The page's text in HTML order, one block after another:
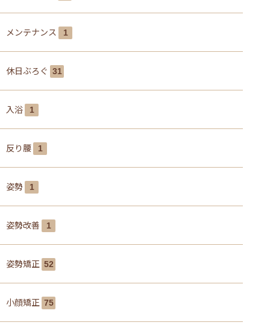
メンテナンス 1
休日ぶろぐ 31
入浴 1
反り腰 1
姿勢 1
姿勢改善 1
姿勢矯正 52
小顔矯正 75